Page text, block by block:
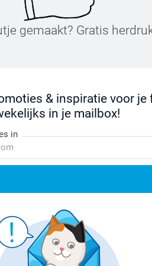
gemaakt? Gratis
& inspiratie voor je
in je mailbox!
in